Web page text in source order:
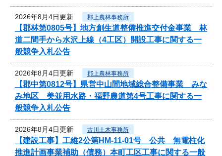
2026年8月4日更新 郡上農林事務所
【郡林第0805号】地方創生道整備推進交付金事業 林
道二間手から水沢上線（4工区）開設工事に関する一
般競争入札公告
2026年8月4日更新 郡上農林事務所
【郡中第0812号】県営中山間地域総合整備事業 みな
み地区 美並用水路・福野農道第4号工事に関する一
般競争入札公告
2026年8月4日更新 古川土木事務所
【建設工事】工維2公第HM-11-01号 公共 無電柱化
推進計画事業補助（債務）本町工区工事に関する一般